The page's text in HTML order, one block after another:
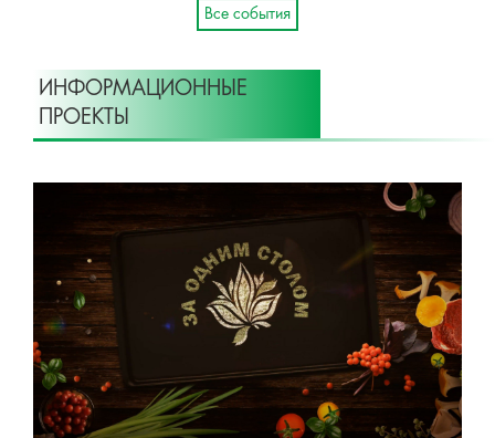
Все события
ИНФОРМАЦИОННЫЕ
ПРОЕКТЫ